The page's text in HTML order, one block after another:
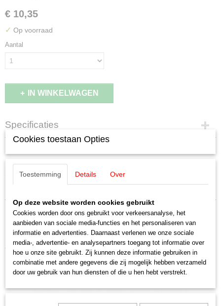
€ 10,35
✓ Op voorraad
Aantal
IN WINKELWAGEN
Specificaties
Productcode
41199
EAN code
4013285411993
Schaal
Staat
Auhagen 41199 Banken / Baenke
Ook interessant
Cookies toestaan Opties
Toestemming Details Over
Op deze website worden cookies gebruikt
Cookies worden door ons gebruikt voor verkeersanalyse, het
aanbieden van sociale media-functies en het personaliseren van
informatie en advertenties. Daarnaast verlenen we onze sociale
media-, advertentie- en analysepartners toegang tot informatie over
hoe u onze site gebruikt. Zij kunnen deze informatie gebruiken in
combinatie met andere gegevens die zij mogelijk hebben verzameld
door uw gebruik van hun diensten of die u hen hebt verstrekt.